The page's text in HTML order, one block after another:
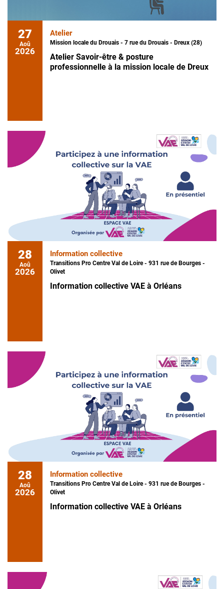
27
Aoû
2026
Atelier
Mission locale du Drouais - 7 rue du Drouais - Dreux (28)
Atelier Savoir-être & posture
professionnelle à la mission locale de Dreux
28
Aoû
2026
Information collective
Transitions Pro Centre Val de Loire - 931 rue de Bourges -
Olivet
Information collective VAE à Orléans
28
Aoû
2026
Information collective
Transitions Pro Centre Val de Loire - 931 rue de Bourges -
Olivet
Information collective VAE à Orléans